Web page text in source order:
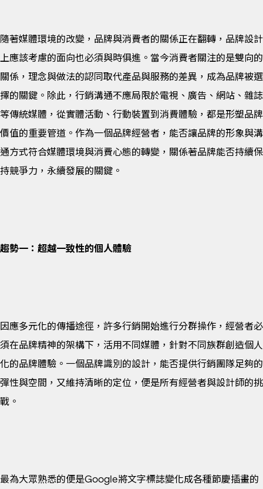
隨著媒體環境的改變，品牌與消費者的關係正在翻轉，品牌設計
上應該考慮的面向也必須與時俱進。當今消費者關注的是雙向的
關係，理念與做法的認同取代產品與服務的差異，成為品牌被選
擇的關鍵。除此，行銷溝通不應局限於電視、廣告、網站、雜誌
等傳統媒體，從實體活動、行動裝置到消費體驗，都是形塑品牌
價值的重要管道。作為一個品牌經營者，能否讓品牌的形象與溝
通方式符合媒體環境與消費心態的轉變，關係著品牌能否持續保
持競爭力，永續發展的關鍵。
趨勢一：超越一致性的個人體驗
因應多元化的傳播途徑，許多行銷開始進行分群操作，經營者必
須在品牌精神的架構下，活用不同媒體，針對不同族群創造個人
化的品牌體驗。一個品牌識別的設計，能否提供行銷團隊足夠的
彈性與空間，又維持清晰的定位，便是所有經營者與設計師的挑
戰。
最為大眾熟悉的便是Google將文字標誌變化成各種節慶插畫的